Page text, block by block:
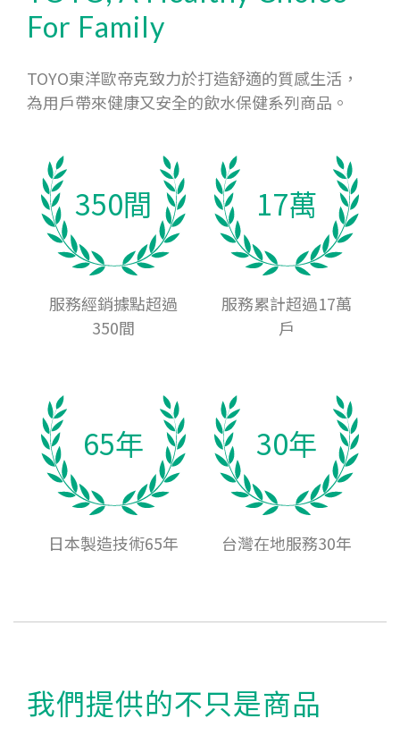
For Family
TOYO東洋歐帝克致力於打造舒適的質感生活，
為用戶帶來健康又安全的飲水保健系列商品。
350間
服務經銷據點超過
350間
17萬
服務累計超過17萬
戶
65年
日本製造技術65年
30年
台灣在地服務30年
我們提供的不只是商品